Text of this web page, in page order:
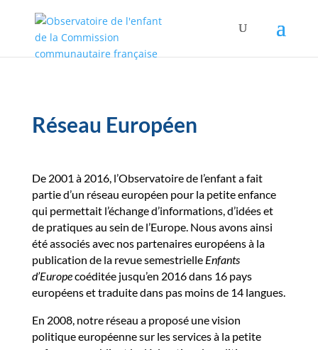
Réseau Européen
De 2001 à 2016, l’Observatoire de l’enfant a fait
partie d’un réseau européen pour la petite enfance
qui permettait l’échange d’informations, d’idées et
de pratiques au sein de l’Europe. Nous avons ainsi
été associés avec nos partenaires européens à la
publication de la revue semestrielle Enfants
d’Europecoéditée jusqu’en 2016 dans 16 pays
européens et traduite dans pas moins de 14 langues.
En 2008, notre réseau a proposé une vision
politique européenne sur les services à la petite